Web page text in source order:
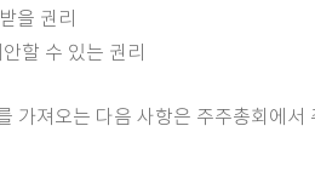
을 권리
할 수 있는 권리
가져오는 다음 사항은 주주총회에